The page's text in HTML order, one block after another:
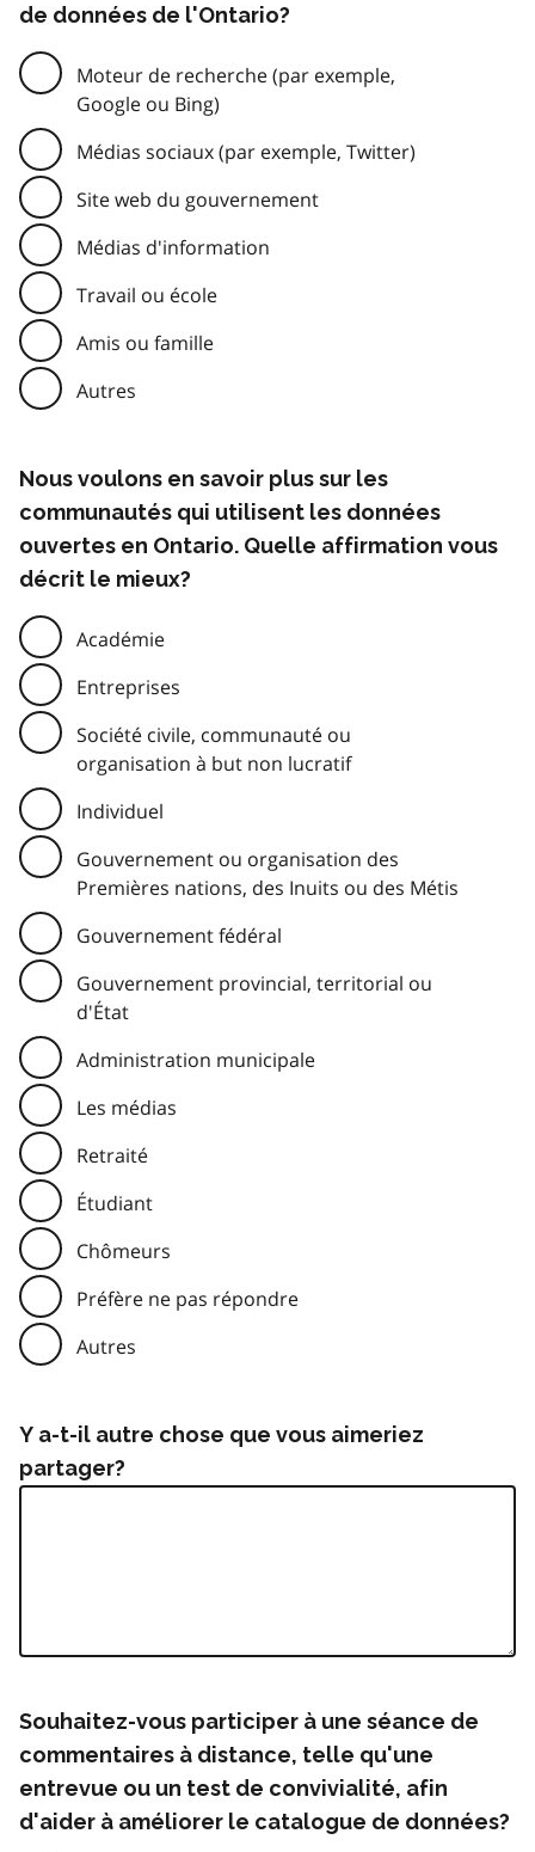
de données de l'Ontario?
Moteur de recherche (par exemple,
Google ou Bing)
Médias sociaux (par exemple, Twitter)
Site web du gouvernement
Médias d'information
Travail ou école
Amis ou famille
Autres
Nous voulons en savoir plus sur les
communautés qui utilisent les données
ouvertes en Ontario. Quelle affirmation vous
décrit le mieux?
Académie
Entreprises
Société civile, communauté ou
organisation à but non lucratif
Individuel
Gouvernement ou organisation des
Premières nations, des Inuits ou des Métis
Gouvernement fédéral
Gouvernement provincial, territorial ou
d'État
Administration municipale
Les médias
Retraité
Étudiant
Chômeurs
Préfère ne pas répondre
Autres
Y a-t-il autre chose que vous aimeriez
partager?
Souhaitez-vous participer à une séance de
commentaires à distance, telle qu'une
entrevue ou un test de convivialité, afin
d'aider à améliorer le catalogue de données?